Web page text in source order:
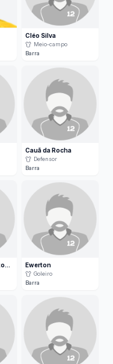
Cléo Silva
Meio-campo
Barra
Cauã da Rocha
Defensor
Barra
Geovany Dos Santos Soares Ewerton
Goleiro
Barra